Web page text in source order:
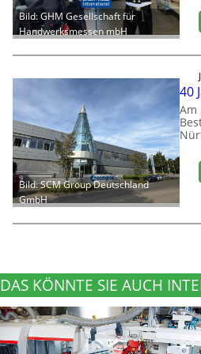
Bild: GHM Gesellschaft für
Handwerksmessen mbH
Bild: SCM Group Deutschland
GmbH
40
Am
DAS KÖNNTE SIE AUCH